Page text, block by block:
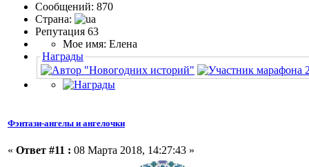
Сообщений: 870
Страна:
Репутация 63
Мое имя: Елена
Награды
Фэнтази-ангелы и ангелочки
« Ответ #11 : 08 Марта 2018, 14:27:43 »